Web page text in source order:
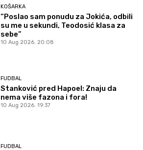
KOŠARKA
“Poslao sam ponudu za Jokića, odbili
su me u sekundi, Teodosić klasa za
sebe”
10 Aug 2026. 20:08
FUDBAL
Stanković pred Hapoel: Znaju da
nema više fazona i fora!
10 Aug 2026. 19:37
FUDBAL